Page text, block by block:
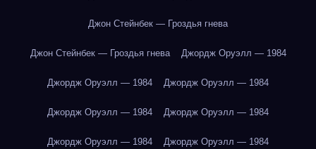
Джон Стейнбек — Гроздья гнева
Джон Стейнбек — Гроздья гнева Джордж Оруэлл — 1984
Джордж Оруэлл — 1984 Джордж Оруэлл — 1984
Джордж Оруэлл — 1984 Джордж Оруэлл — 1984
Джордж Оруэлл — 1984 Джордж Оруэлл — 1984